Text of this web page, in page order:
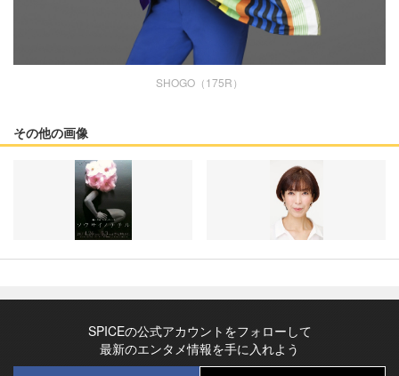
SHOGO（175R）
その他の画像
SPICEの公式アカウントをフォローして
最新のエンタメ情報を手に入れよう